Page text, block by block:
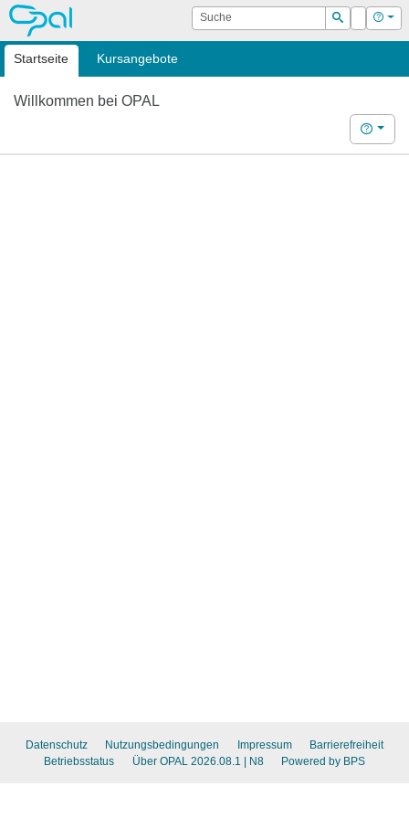
OPAL Suche
Suchen
Login Hilfe
Startseite Kursangebote
Willkommen bei OPAL
Hilfe
Datenschutz Nutzungsbedingungen Impressum
Barrierefreiheit
Betriebsstatus
Über OPAL 2026.08.1 | N8 Powered by BPS